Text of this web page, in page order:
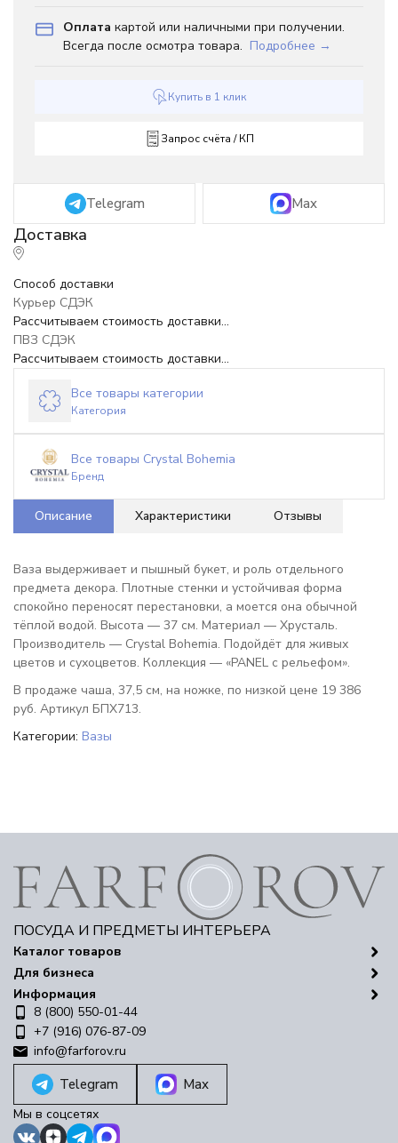
Оплата картой или наличными при получении.
Всегда после осмотра товара. Подробнее →
Купить в 1 клик
Запрос счёта / КП
Telegram Max
Способ доставки
Курьер СДЭК
Рассчитываем стоимость доставки...
ПВЗ СДЭК
Рассчитываем стоимость доставки...
Все товары категории
Категория
Все товары Crystal Bohemia
Бренд
Описание Характеристики Отзывы
Ваза выдерживает и пышный букет, и роль отдельного
предмета декора. Плотные стенки и устойчивая форма
спокойно переносят перестановки, а моется она обычной
тёплой водой. Высота — 37 см. Материал — Хрусталь.
Производитель — Crystal Bohemia. Подойдёт для живых
цветов и сухоцветов. Коллекция — «PANEL с рельефом».
В продаже чаша, 37,5 см, на ножке, по низкой цене 19 386
руб. Артикул БПХ713.
Категории: Вазы
ПОСУДА И ПРЕДМЕТЫ ИНТЕРЬЕРА
Каталог товаров
Для бизнеса
Информация
8 (800) 550-01-44
+7 (916) 076-87-09
info@farforov.ru
Telegram Max
Мы в соцсетях